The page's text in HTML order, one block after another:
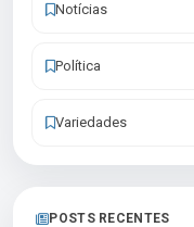
Notícias
Política
Variedades
POSTS RECENTES